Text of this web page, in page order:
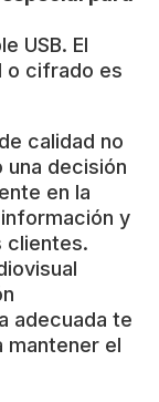
USB. El
o cifrado es
calidad no
una decisión
en la
y
clientes.
adecuada te
mantener el